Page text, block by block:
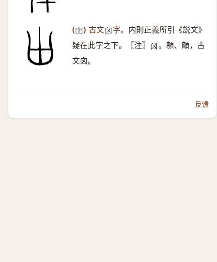
(𠙷 ) 古文𦥓 字。 内則正義所引《説文》
疑在此字之下。〖注〗 𦥓 。顖、䪿，古
文囟。
反馈